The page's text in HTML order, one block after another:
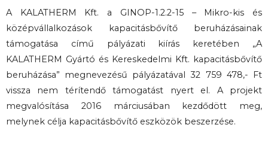
A KALATHERM Kft. a GINOP-1.2.2-15 – Mikro-kis és
középvállalkozások kapacitásbővítő beruházásainak
támogatása című pályázati kiírás keretében „A
KALATHERM Gyártó és Kereskedelmi Kft. kapacitásbővítő
beruházása” megnevezésű pályázatával 32 759 478,- Ft
vissza nem térítendő támogatást nyert el. A projekt
megvalósítása 2016 márciusában kezdődött meg,
melynek célja kapacitásbővítő eszközök beszerzése.